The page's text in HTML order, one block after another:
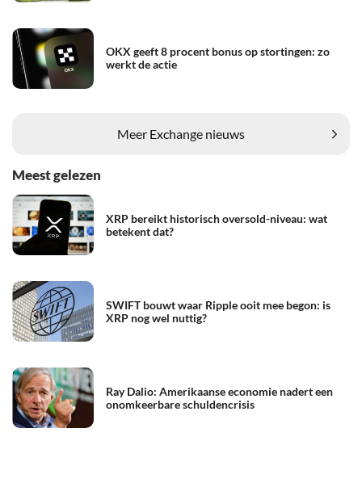
OKX geeft 8 procent bonus op stortingen: zo
werkt de actie
Meer Exchange nieuws
Meest gelezen
XRP bereikt historisch oversold-niveau: wat
betekent dat?
SWIFT bouwt waar Ripple ooit mee begon: is
XRP nog wel nuttig?
Ray Dalio: Amerikaanse economie nadert een
onomkeerbare schuldencrisis